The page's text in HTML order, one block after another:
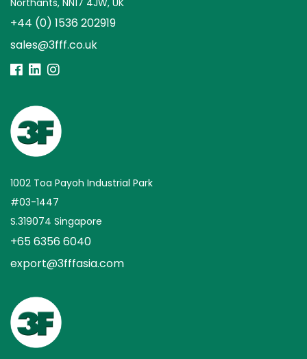
Northants, NN17 4JW, UK
+44 (0) 1536 202919
sales@3fff.co.uk
1002 Toa Payoh Industrial Park
#03-1447
S.319074 Singapore
+65 6356 6040
export@3fffasia.com